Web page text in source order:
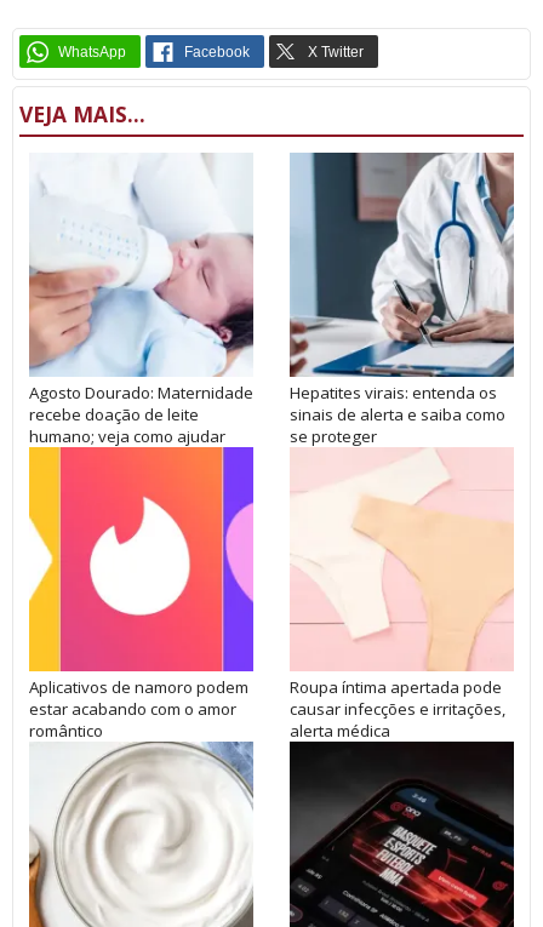
VEJA MAIS...
Agosto Dourado: Maternidade
recebe doação de leite
humano; veja como ajudar
Hepatites virais: entenda os
sinais de alerta e saiba como
se proteger
Aplicativos de namoro podem
estar acabando com o amor
romântico
Roupa íntima apertada pode
causar infecções e irritações,
alerta médica